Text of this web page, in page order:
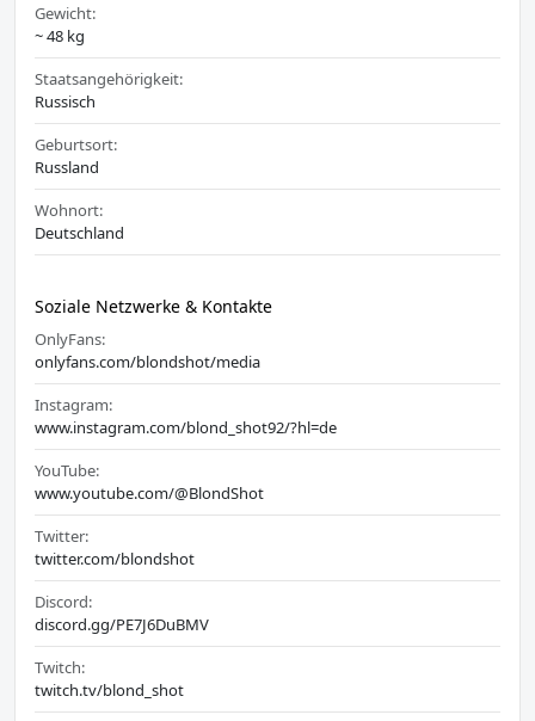
Gewicht:
~ 48 kg
Staatsangehörigkeit:
Russisch
Geburtsort:
Russland
Wohnort:
Deutschland
Soziale Netzwerke & Kontakte
OnlyFans:
onlyfans.com/blondshot/media
Instagram:
www.instagram.com/blond_shot92/?hl=de
YouTube:
www.youtube.com/@BlondShot
Twitter:
twitter.com/blondshot
Discord:
discord.gg/PE7J6DuBMV
Twitch:
twitch.tv/blond_shot